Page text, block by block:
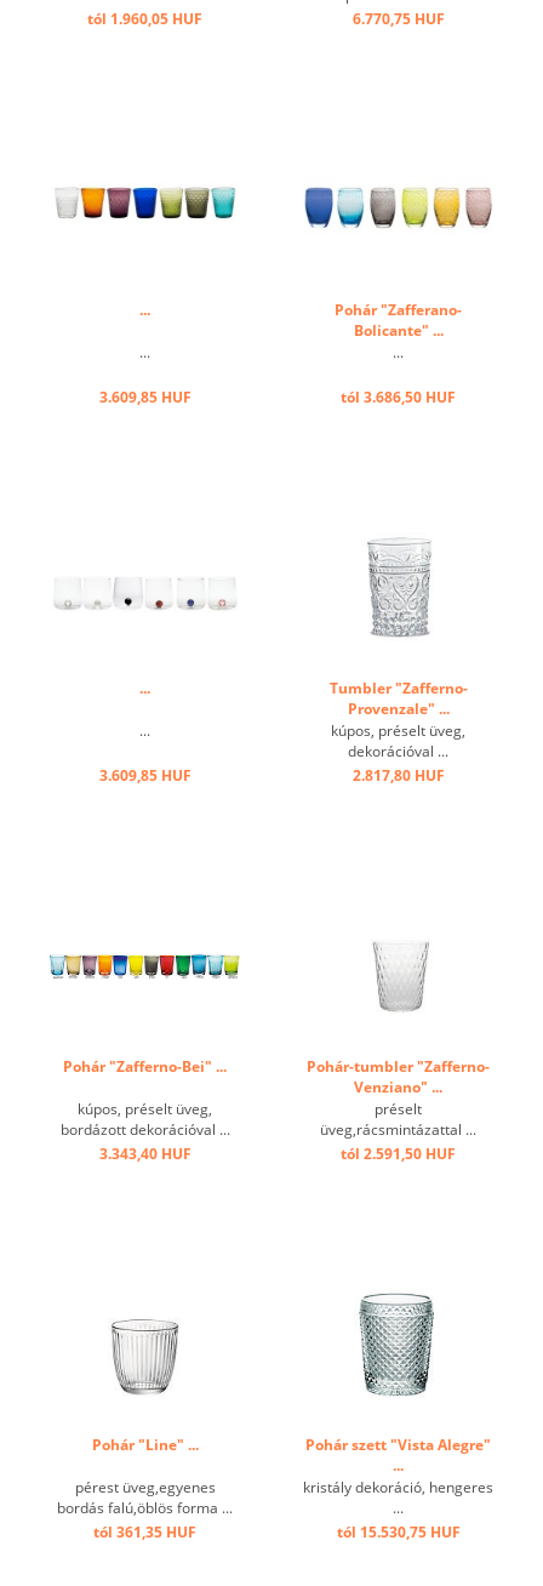
tól 1.960,05 HUF
Egyedi, különleges
6.770,75 HUF
...
...
3.609,85 HUF
Pohár "Zafferano-
Bolicante" ...
...
tól 3.686,50 HUF
...
...
3.609,85 HUF
Tumbler "Zafferno-
Provenzale" ...
kúpos, préselt üveg,
dekorációval ...
2.817,80 HUF
Pohár "Zafferno-Bei" ...
kúpos, préselt üveg,
bordázott dekorációval ...
3.343,40 HUF
Pohár-tumbler "Zafferno-
Venziano" ...
préselt
üveg,rácsmintázattal ...
tól 2.591,50 HUF
Pohár "Line" ...
pérest üveg,egyenes
bordás falú,öblös forma ...
tól 361,35 HUF
Pohár szett "Vista Alegre"
...
kristály dekoráció, hengeres
...
tól 15.530,75 HUF